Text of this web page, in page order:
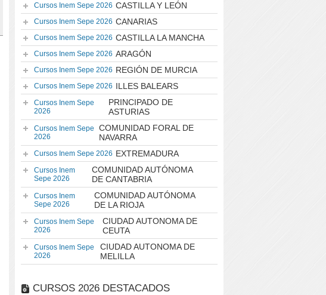
Cursos Inem Sepe 2026 CASTILLA Y LEÓN
Cursos Inem Sepe 2026 CANARIAS
Cursos Inem Sepe 2026 CASTILLA LA MANCHA
Cursos Inem Sepe 2026 ARAGÓN
Cursos Inem Sepe 2026 REGIÓN DE MURCIA
Cursos Inem Sepe 2026 ILLES BALEARS
Cursos Inem Sepe
2026
PRINCIPADO DE
ASTURIAS
Cursos Inem Sepe
2026
COMUNIDAD FORAL DE
NAVARRA
Cursos Inem Sepe 2026 EXTREMADURA
Cursos Inem
Sepe 2026
COMUNIDAD AUTÓNOMA
DE CANTABRIA
Cursos Inem
Sepe 2026
COMUNIDAD AUTÓNOMA
DE LA RIOJA
Cursos Inem Sepe
2026
CIUDAD AUTONOMA DE
CEUTA
Cursos Inem Sepe
2026
CIUDAD AUTONOMA DE
MELILLA
CURSOS 2026 DESTACADOS